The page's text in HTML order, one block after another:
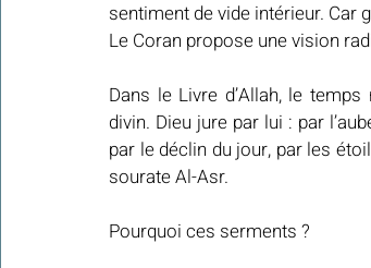
sentiment de vide intérieur. Car
Le Coran propose une vision
Dans le Livre d’Allah, le
divin. Dieu jure par lui : par
par le déclin du jour, par les
sourate Al-Asr.
Pourquoi ces serments ?